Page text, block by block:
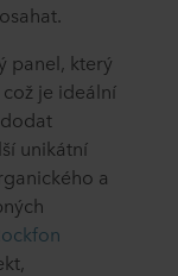
panel, který
je ideální
unikátní
a